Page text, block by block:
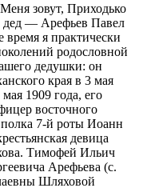
зовут, Приходько
— Арефьев Павел
время я практически
родословной
дедушки: он
края в 3 мая
1909 года, его
восточного
7-й роты Иоанн
девица
Тимофей Ильич
Арефьева (с.
Шляховой